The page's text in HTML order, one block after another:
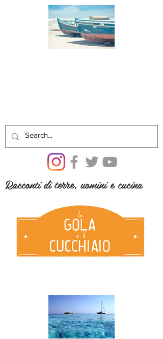
Racconti di terre, uomini e cucina